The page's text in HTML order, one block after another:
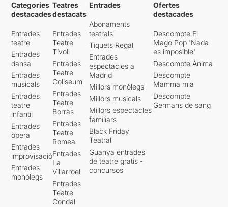
Categories
destacades
Entrades
teatre
Entrades
dansa
Entrades
musicals
Entrades
teatre
infantil
Entrades
òpera
Entrades
improvisació
Entrades
monòlegs
Teatres
destacats
Entrades
Teatre
Tívoli
Entrades
Teatre
Coliseum
Entrades
Teatre
Borràs
Entrades
Teatre
Romea
Entrades
La
Villarroel
Entrades
Teatre
Condal
Entrades
Abonaments
teatrals
Tiquets Regal
Entrades
espectacles a
Madrid
Millors monòlegs
Millors musicals
Millors espectacles
familiars
Black Friday
Teatral
Guanya entrades
de teatre gratis -
concursos
Ofertes
destacades
Descompte El
Mago Pop 'Nada
es imposible'
Descompte Ànima
Descompte
Mamma mia
Descompte
Germans de sang